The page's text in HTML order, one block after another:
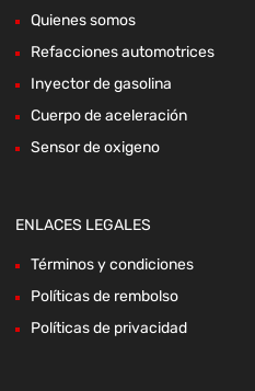
Quienes somos
Refacciones automotrices
Inyector de gasolina
Cuerpo de aceleración
Sensor de oxigeno
ENLACES LEGALES
Términos y condiciones
Políticas de rembolso
Políticas de privacidad